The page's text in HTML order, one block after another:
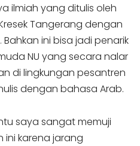
ilmiah yang ditulis oleh
Tangerang dengan
ini bisa jadi penarik
NU yang secara nalar
di lingkungan pesantren
dengan bahasa Arab.
saya sangat memuji
ini karena jarang